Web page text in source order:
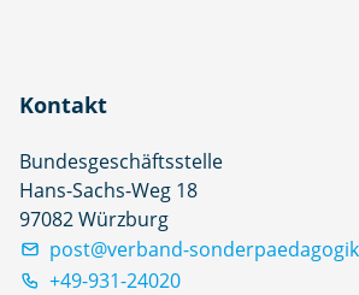
Kontakt
Bundesgeschäftsstelle
Hans-Sachs-Weg 18
97082 Würzburg
post@verband-
+49-931-24020